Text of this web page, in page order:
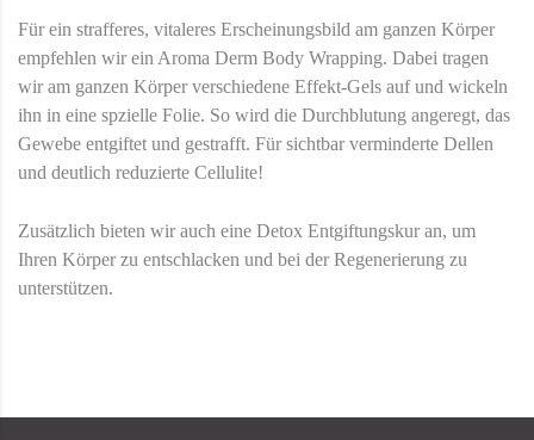
Für ein strafferes, vitaleres Erscheinungsbild am ganzen Körper
empfehlen wir ein Aroma Derm Body Wrapping. Dabei tragen
wir am ganzen Körper verschiedene Effekt-Gels auf und wickeln
ihn in eine spzielle Folie. So wird die Durchblutung angeregt, das
Gewebe entgiftet und gestrafft. Für sichtbar verminderte Dellen
und deutlich reduzierte Cellulite!
Zusätzlich bieten wir auch eine Detox Entgiftungskur an, um
Ihren Körper zu entschlacken und bei der Regenerierung zu
unterstützen.